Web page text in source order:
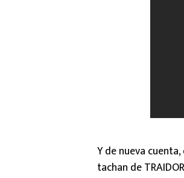
Y de nueva
tachan de